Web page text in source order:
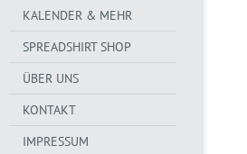
KALENDER & MEHR
SPREADSHIRT SHOP
ÜBER UNS
KONTAKT
IMPRESSUM